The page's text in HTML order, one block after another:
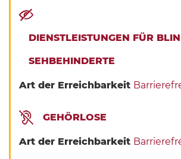
DIENSTLEISTUNGEN FÜR
SEHBEHINDERTE
Art der Erreichbarkeit
GEHÖRLOSE
Art der Erreichbarkeit